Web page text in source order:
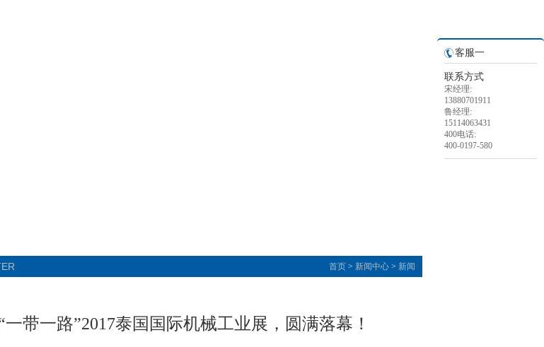
首页 > 新闻中心 > 新闻
一带一路”2017泰国国际机械工业展，圆满落幕！
客服一
联系方式
宋经理:
13880701911
鲁经理:
15114063431
400电话:
400-0197-580